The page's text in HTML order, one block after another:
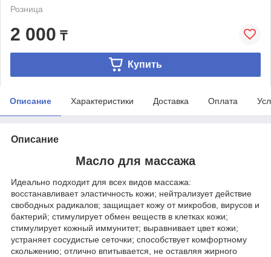
Розница
2 000 ₸
Купить
Описание Характеристики Доставка Оплата
Описание
Масло для массажа
Идеально подходит для всех видов массажа:
восстанавливает эластичность кожи; нейтрализует действие
свободных радикалов; защищает кожу от микробов, вирусов и
бактерий; стимулирует обмен веществ в клетках кожи;
стимулирует кожный иммунитет; выравнивает цвет кожи;
устраняет сосудистые сеточки; способствует комфортному
скольжению; отлично впитывается, не оставляя жирного